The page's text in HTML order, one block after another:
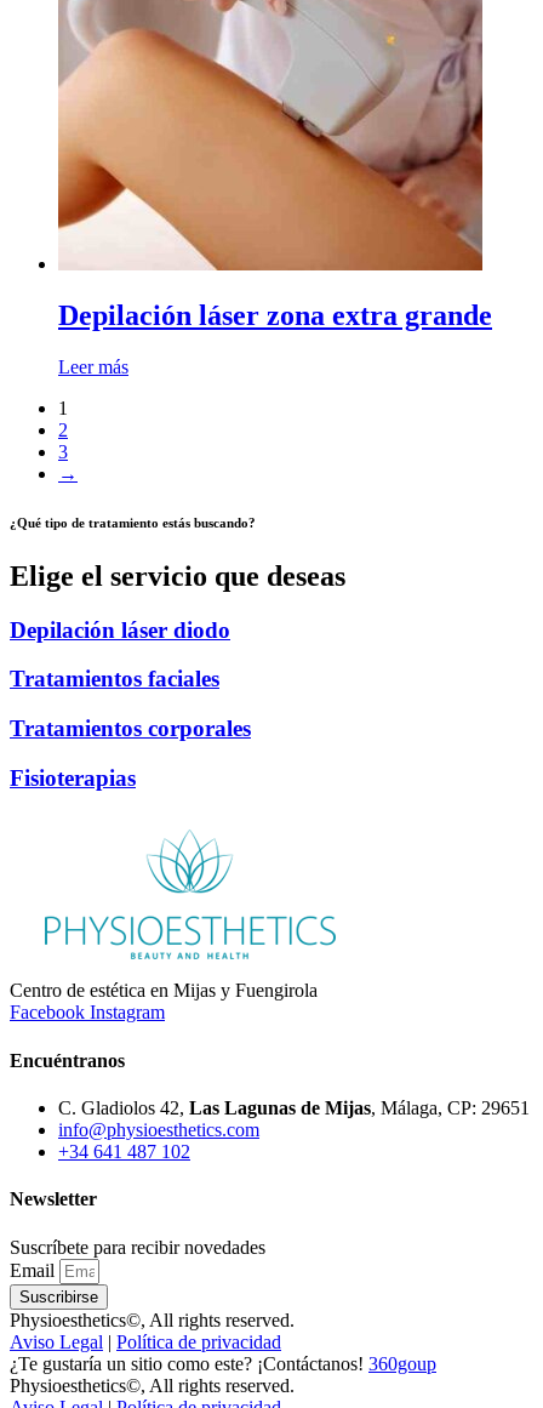
Depilación láser zona extra grande
Leer más
1
2
3
→
¿Qué tipo de tratamiento estás buscando?
Elige el servicio que deseas
Depilación láser diodo
Tratamientos faciales
Tratamientos corporales
Fisioterapias
Centro de estética en Mijas y Fuengirola
Facebook Instagram
Encuéntranos
C. Gladiolos 42, Las Lagunas de Mijas, Málaga, CP: 29651
info@physioesthetics.com
+34 641 487 102
Newsletter
Suscríbete para recibir novedades
Email
Suscribirse
Physioesthetics©, All rights reserved.
Aviso Legal | Política de privacidad
¿Te gustaría un sitio como este? ¡Contáctanos! 360goup
Physioesthetics©, All rights reserved.